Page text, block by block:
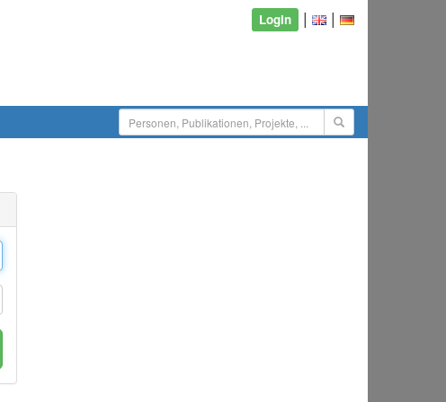
Login | |